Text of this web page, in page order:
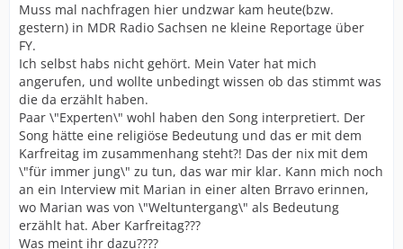
Muss mal nachfragen hier undzwar kam heute(bzw.
gestern) in MDR Radio Sachsen ne kleine Reportage über
FY.
Ich selbst habs nicht gehört. Mein Vater hat mich
angerufen, und wollte unbedingt wissen ob das stimmt was
die da erzählt haben.
Paar \"Experten\" wohl haben den Song interpretiert. Der
Song hätte eine religiöse Bedeutung und das er mit dem
Karfreitag im zusammenhang steht?! Das der nix mit dem
\"für immer jung\" zu tun, das war mir klar. Kann mich noch
an ein Interview mit Marian in einer alten Brravo erinnen,
wo Marian was von \"Weltuntergang\" als Bedeutung
erzählt hat. Aber Karfreitag???
Was meint ihr dazu????